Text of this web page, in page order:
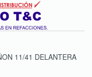
11/41 DELANTERA